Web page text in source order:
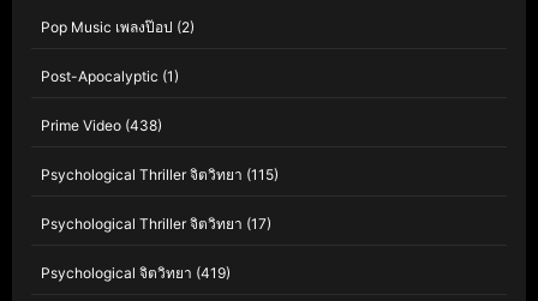
Pop Music เพลงป๊อป (2)
Post-Apocalyptic (1)
Prime Video (438)
Psychological Thriller จิตวิทยา (115)
Psychological Thriller จิตวิทยา (17)
Psychological จิตวิทยา (419)